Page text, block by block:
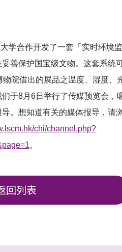
学合作开发了一套「实时环境监
善保护国宝级文物。 这套系统
物院借出的展品之温度、湿度、
们于8月6日举行了传媒预览会，
。 想知道有关的媒体报导，请
chi/channel.php?
。
回列表